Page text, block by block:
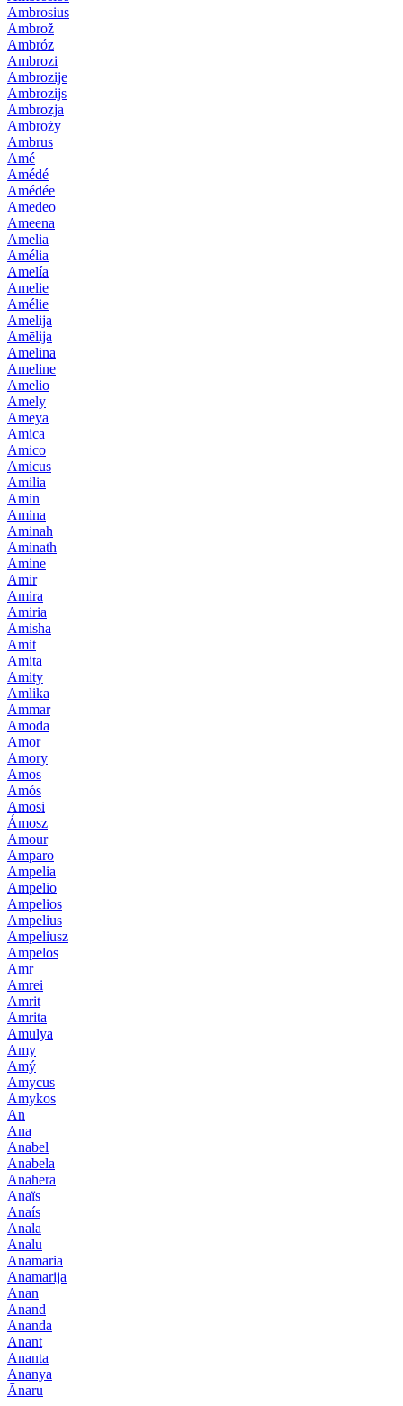
Ambrosius
Ambrož
Ambróz
Ambrozi
Ambrozije
Ambrozijs
Ambrozja
Ambroży
Ambrus
Amé
Amédé
Amédée
Amedeo
Ameena
Amelia
Amélia
Amelía
Amelie
Amélie
Amelija
Amēlija
Amelina
Ameline
Amelio
Amely
Ameya
Amica
Amico
Amicus
Amilia
Amin
Amina
Aminah
Aminath
Amine
Amir
Amira
Amiria
Amisha
Amit
Amita
Amity
Amlika
Ammar
Amoda
Amor
Amory
Amos
Amós
Amosi
Ámosz
Amour
Amparo
Ampelia
Ampelio
Ampelios
Ampelius
Ampeliusz
Ampelos
Amr
Amrei
Amrit
Amrita
Amulya
Amy
Amý
Amycus
Amykos
An
Ana
Anabel
Anabela
Anahera
Anaïs
Anaís
Anala
Analu
Anamaria
Anamarija
Anan
Anand
Ananda
Anant
Ananta
Ananya
Ānaru